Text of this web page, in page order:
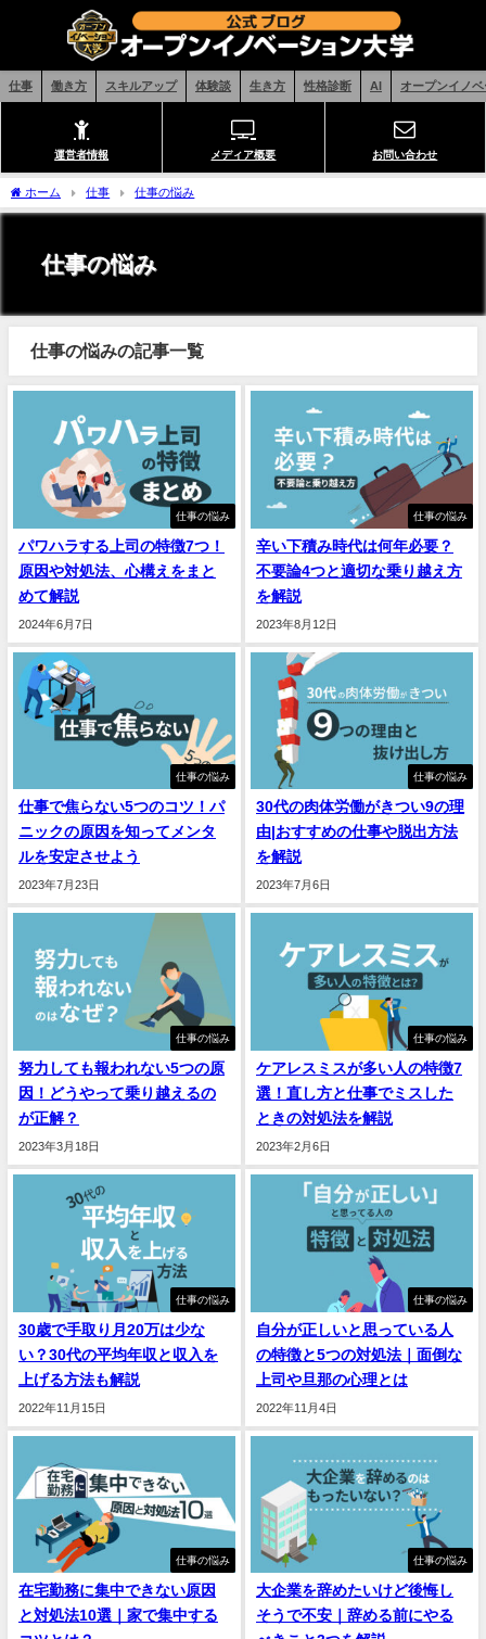
仕事 働き方 スキルアップ 体験談 生き方 性格診断 AI オープンイノ
運営者情報 メディア概要 お問い合わせ
ホーム 仕事 仕事の悩み
仕事の悩み
仕事の悩みの記事一覧
仕事の悩み
パワハラする上司の特徴7つ！
原因や対処法、心構えをまと
めて解説
2024年6月7日
仕事の悩み
辛い下積み時代は何年必要？
不要論4つと適切な乗り越え方
を解説
2023年8月12日
仕事の悩み
仕事で焦らない5つのコツ！パ
ニックの原因を知ってメンタ
ルを安定させよう
2023年7月23日
仕事の悩み
30代の肉体労働がきつい9の理
由|おすすめの仕事や脱出方法
を解説
2023年7月6日
仕事の悩み
努力しても報われない5つの原
因！どうやって乗り越えるの
が正解？
2023年3月18日
仕事の悩み
ケアレスミスが多い人の特徴7
選！直し方と仕事でミスした
ときの対処法を解説
2023年2月6日
仕事の悩み
30歳で手取り月20万は少な
い？30代の平均年収と収入を
上げる方法も解説
2022年11月15日
仕事の悩み
自分が正しいと思っている人
の特徴と5つの対処法｜面倒な
上司や旦那の心理とは
2022年11月4日
仕事の悩み
在宅勤務に集中できない原因
と対処法10選｜家で集中する
仕事の悩み
大企業を辞めたいけど後悔し
そうで不安｜辞める前にやる